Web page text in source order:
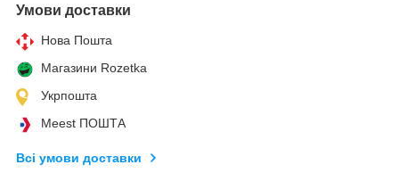
Умови доставки
Нова Пошта
Магазини Rozetka
Укрпошта
Meest ПОШТА
Всі умови доставки